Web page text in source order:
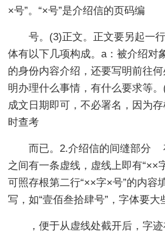
×号”。“×号”是介绍信的页码编
号。(3)正文。正文要另起一
体有以下几项构成。a：被介绍对
的身份内容介绍，还要写明前往
明办理什么事情，有什么要求等
成文日期即可，不必署名，因为
时查考
而已。2.介绍信的间缝部分
之间有一条虚线，虚线上即有“××
可照存根第二行“××字×号”的内容
写，如“壹佰叁拾肆号”，字体要大
，便于从虚线处截开后，字